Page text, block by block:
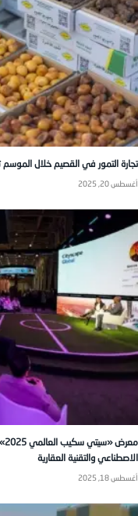
تجارة التمور في القصيم خلال
أغسطس 20, 2025
الاصطناعي والتقنية العقارية
أغسطس 18, 2025